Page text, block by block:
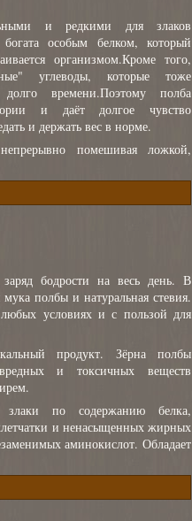
и редкими для злаков
особым белком, который
организмом.Кроме того,
углеводы, которые тоже
времени.Поэтому полба
и даёт долгое чувство
и держать вес в норме.
помешивая ложкой,
бодрости на весь день. В
мука полбы и натуральная стевия.
условиях и с пользой для
продукт. Зёрна полбы
и токсичных веществ
злаки по содержанию белка,
и ненасыщенных жирных
аминокислот. Обладает